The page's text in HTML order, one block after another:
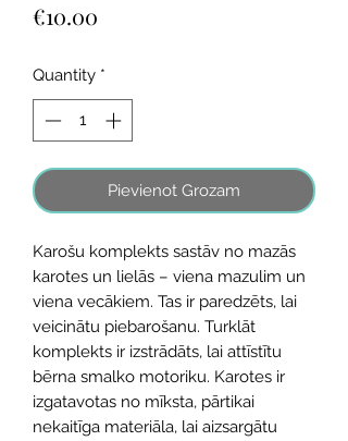
€10.00
Quantity *
Pievienot Grozam
Karošu komplekts sastāv no mazās
karotes un lielās – viena mazulim un
viena vecākiem. Tas ir paredzēts, lai
veicinātu piebarošanu. Turklāt
komplekts ir izstrādāts, lai attīstītu
bērna smalko motoriku. Karotes ir
izgatavotas no mīksta, pārtikai
nekaitīga materiāla, lai aizsargātu